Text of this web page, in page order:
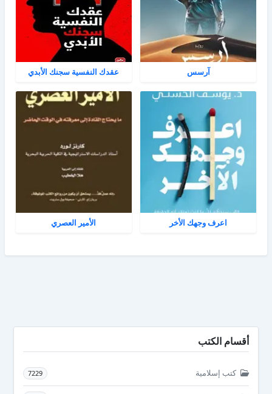
آرسس عقدك النفسية سجنك الأبدي
اعرف وجهك الأخر الأمير العصري
أقسام الكتب
كتب إسلامية 7229